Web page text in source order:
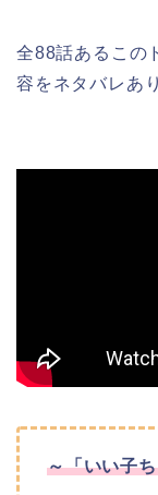
全88話あるこの
容をネタバレあ
～「いい子